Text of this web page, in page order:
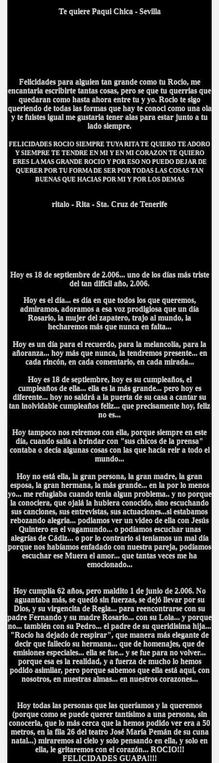
Te quiere Paqui Chica - Sevilla
Felicidades para alguien tan grande como tu Rocio, me
encantaria escribirte tantas cosas, pero se que tu querrias que
quedaran como hasta ahora entre tu y yo. Rocio te sigo
queriendo de todas las formas que hay te conoci como una ola
y te fuistes igual me gustaria tener alas para estar junto a tu
lado siempre.
FELICIDADES ROCIO SIEMPRE TUYA RITA TE QUIERO TE ADORO
Y SIEMPRE TE TENDRE EN MI Y EN MI CORAZON TE QUIERO
ERES LA MAS GRANDE ROCIO Y POR ESO NO PUEDO DEJAR DE
QUERER POR TU FORMA DE SER POR TODAS LAS COSAS TAN
BUENAS QUE HACIAS POR MI Y POR LOS DEMAS
ritalo - Rita - Sta. Cruz de Tenerife
Hoy es 18 de septiembre de 2.006... uno de los días más triste
del tan difícil año, 2.006.
Hoy es el día... es día en que todos los que queremos,
admiramos, adoramos a esa voz prodigiosa que un día
Rosario, la mujer del zapatero, trajo al mundo, la
hecharemos más que nunca en falta...
Hoy es un día para el recuerdo, para la melancolía, para la
añoranza... hoy más que nunca, la tendremos presente... en
cada rincón, en cada comentario, en cada mirada...
Hoy es 18 de septiembre, hoy es su cumpleaños, el
cumpleaños de ella... ella es la más grande... pero hoy es
diferente... hoy no saldrá a la puerta de su casa a cantar su
tan inolvidable cumpleaños feliz... que precisamente hoy, feliz
no es...
Hoy tampoco nos reiremos con ella, porque siempre en este
día, cuando salía a brindar con "sus chicos de la prensa"
contaba o decía algunas cosas con las que hacía reir a todo el
mundo...
Hoy no está ella, la gran persona, la gran madre, la gran
esposa, la gran hermana, la más grande... en la por lo menos
yo... me refugiaba cuando tenia algun problema.. y no porque
la conociera, que ojalá la hubiera conocido, sino escuchando
sus canciones, sus entrevistas, sus actuaciones...si estabamos
rebozando alegria... podiamos ver un video de ella con Jesús
Quintero en el vagamundo... o podíamos escuchar unas
alegrías de Cádiz... o por lo contrario si teniamos un mal día
porque nos habíamos enfadado con nuestra pareja, podíamos
escuchar ese Muera el amor... que tantas veces me ha
emocionado...
Hoy cumplía 62 años, pero maldito 1 de junio de 2.006. No
aguantaba más, se quedó sin fuerzas, se dejó llevar por su
Dios, y su virgencita de Regla... para reencontrarse con su
padre Fernando y su madre Rosario... con su Lola... y porque
no... también con su Pedro... el padre de su queridisima hija...
"Rocío ha dejado de respirar", que manera más elegante de
decir que fallecío su hermana... que de homenajes, que de
emisiones especiales... ella se fue... y se fue para no volver...
porque esa es la realidad, y a fuerza de mucho lo hemos
podido asimilar, pero porque sabemos que ella está aquí, con
nosotros, en nuestras almas... en nuestros corazones...
Hoy todas las personas que las queríamos y la queremos
(porque como se puede querer tantísimo a una persona, sin
conocerla, que lo más cerca que la hemos podido ver era a 50
metros, en la fila 26 del teatro José María Pemán de su cuna
natal...) miraremos al cielo y solo pensando en ella, y solo en
ella, le gritaremos con el corazón... ROCIO!!!
FELICIDADES GUAPA!!!!